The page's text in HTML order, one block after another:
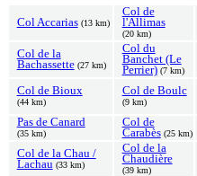
Col Accarias (13 km)
Col de
l'Allimas
(20 km)
Col de la
Bachassette (27 km)
Col du
Banchet (Le
Perrier) (7 km)
Col de Bioux
(44 km)
Col de Boulc
(9 km)
Pas de Canard
(35 km)
Col de
Carabès (25 km)
Col de la Chau /
Lachau (33 km)
Col de la
Chaudière
(39 km)